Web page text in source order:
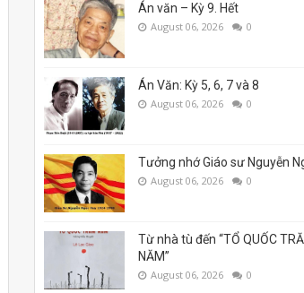
Án văn – Kỳ 9. Hết
August 06, 2026 0
Án Văn: Kỳ 5, 6, 7 và 8
August 06, 2026 0
Tưởng nhớ Giáo sư Nguyễn
August 06, 2026 0
Từ nhà tù đến “TỔ QUỐC
NĂM”
August 06, 2026 0